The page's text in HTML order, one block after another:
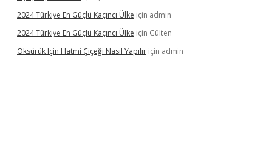
2024 Türkiye En Güçlü Kaçıncı Ülke için admin
2024 Türkiye En Güçlü Kaçıncı Ülke için Gülten
Öksürük Için Hatmi Çiçeği Nasıl Yapılır için admin